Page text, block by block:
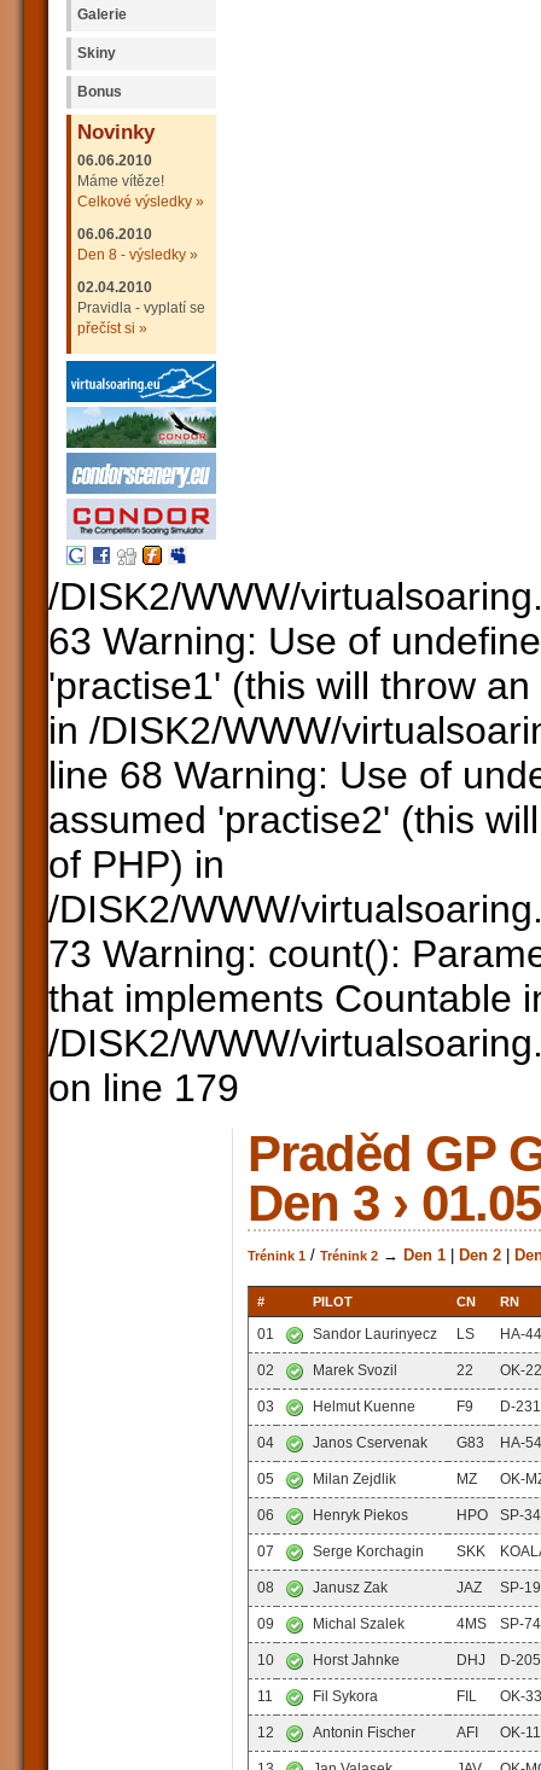
Galerie
Skiny
Bonus
Novinky
06.06.2010
Máme vítěze!
Celkové výsledky »
06.06.2010
Den 8 - výsledky »
02.04.2010
Pravidla - vyplatí se
přečíst si »
/DISK2/WWW/
63 Warning: Use of
'practise1' (this will throw
in /DISK2/WWW/
line 68 Warning: Use of
assumed 'practise2' (this
of PHP) in
/DISK2/WWW/
73 Warning: count():
that implements Countable
/DISK2/WWW/
on line 179
Praděd GP
Den 3 ›
Trénink 1 / Trénink 2 → Den 1 Den 2
# PILOT CN RN
01 Sandor Laurinyecz LS HA-
02 Marek Svozil 22 OK-
03 Helmut Kuenne F9 D-
04 Janos Cservenak G83 HA-
05 Milan Zejdlik MZ OK-
06 Henryk Piekos HPO SP-
07 Serge Korchagin SKK
08 Janusz Zak JAZ SP-
09 Michal Szalek 4MS SP-
10 Horst Jahnke DHJ D-
11 Fil Sykora FIL OK-
12 Antonin Fischer AFI OK-